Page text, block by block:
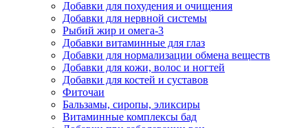
Добавки для похудения и очищения
Добавки для нервной системы
Рыбий жир и омега-3
Добавки витаминные для глаз
Добавки для нормализации обмена веществ
Добавки для кожи, волос и ногтей
Добавки для костей и суставов
Фиточаи
Бальзамы, сиропы, эликсиры
Витаминные комплексы бад